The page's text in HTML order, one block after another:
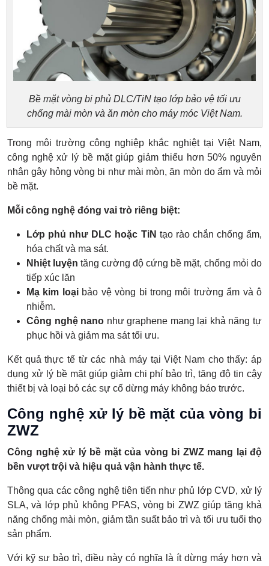
Bề mặt vòng bi phủ DLC/TiN tạo lớp bảo vệ tối ưu
chống mài mòn và ăn mòn cho máy móc Việt Nam.
Trong môi trường công nghiệp khắc nghiệt tại Việt Nam,
công nghệ xử lý bề mặt giúp giảm thiểu hơn 50% nguyên
nhân gây hỏng vòng bi như mài mòn, ăn mòn do ẩm và mỏi
bề mặt.
Mỗi công nghệ đóng vai trò riêng biệt:
Lớp phủ như DLC hoặc TiN tạo rào chắn chống ẩm,
hóa chất và ma sát.
Nhiệt luyện tăng cường độ cứng bề mặt, chống mỏi do
tiếp xúc lăn
Mạ kim loạibảo vệ vòng bi trong môi trường ẩm và ô
nhiễm.
Công nghệ nano như graphene mang lại khả năng tự
phục hồi và giảm ma sát tối ưu.
Kết quả thực tế từ các nhà máy tại Việt Nam cho thấy: áp
dụng xử lý bề mặt giúp giảm chi phí bảo trì, tăng độ tin cậy
thiết bị và loại bỏ các sự cố dừng máy không báo trước.
Công nghệ xử lý bề mặt của vòng bi
ZWZ
Công nghệ xử lý bề mặt của vòng bi ZWZ mang lại độ
bền vượt trội và hiệu quả vận hành thực tế.
Thông qua các công nghệ tiên tiến như phủ lớp CVD, xử lý
SLA, và lớp phủ không PFAS, vòng bi ZWZ giúp tăng khả
năng chống mài mòn, giảm tần suất bảo trì và tối ưu tuổi thọ
sản phẩm.
Với kỹ sư bảo trì, điều này có nghĩa là ít dừng máy hơn và